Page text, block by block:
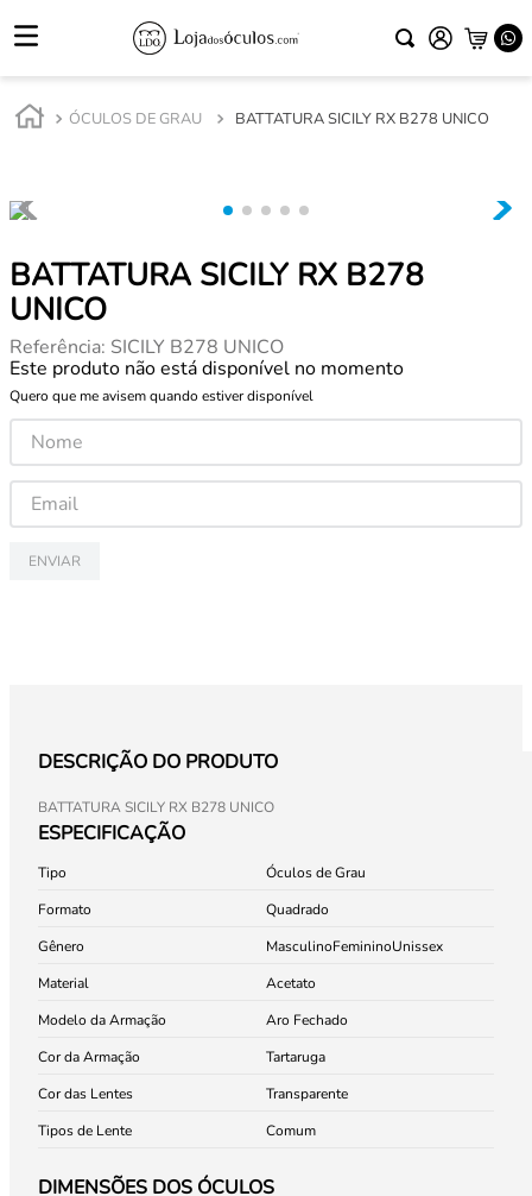
ÓCULOS DE GRAU BATTATURA SICILY RX B278 UNICO
BATTATURA SICILY RX B278
UNICO
Referência: SICILY B278 UNICO
Este produto não está disponível no momento
Quero que me avisem quando estiver disponível
ENVIAR
DESCRIÇÃO DO PRODUTO
BATTATURA SICILY RX B278 UNICO
ESPECIFICAÇÃO
Tipo
Óculos de Grau
Formato
Quadrado
Gênero
MasculinoFemininoUnissex
Material
Acetato
Modelo da Armação
Aro Fechado
Cor da Armação
Tartaruga
Cor das Lentes
Transparente
Tipos de Lente
Comum
DIMENSÕES DOS ÓCULOS